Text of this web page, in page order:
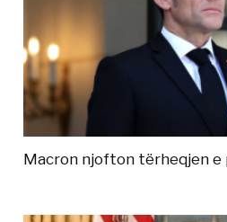
Macron njofton tërheqjen